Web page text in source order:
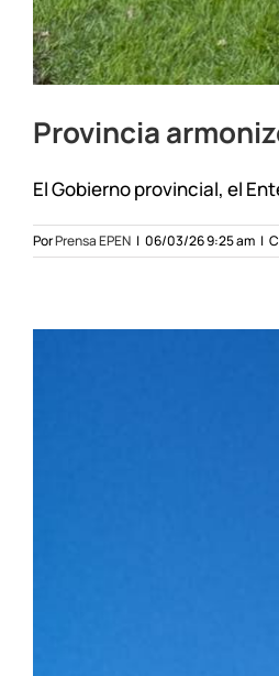
Provincia
El Gobierno provincial, el
PorPrensa EPEN | 06/03/26 9:25 am |